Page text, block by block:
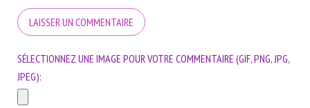
SÉLECTIONNEZ UNE IMAGE POUR VOTRE COMMENTAIRE (GIF, PNG, JPG,
JPEG):